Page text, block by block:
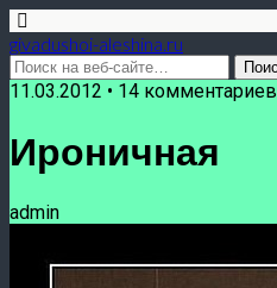
givadushoi-aleshina.ru
11.03.2012 • 14 комментариев
Ироничная
admin